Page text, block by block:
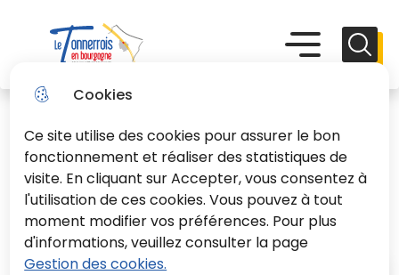
Cookies
Ce site utilise des cookies pour assurer le bon
fonctionnement et réaliser des statistiques de
visite. En cliquant sur Accepter, vous consentez à
l'utilisation de ces cookies. Vous pouvez à tout
moment modifier vos préférences. Pour plus
d'informations, veuillez consulter la page
Gestion des cookies.
au
menu
Aller à la
recherche
principal
le plan du
Menu principal Menu
Titres payables par internet